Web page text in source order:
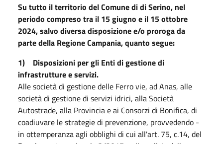
Su tutto il territorio del Comune di di Serino, nel
periodo compreso tra il 15 giugno e il 15 ottobre
2024, salvo diversa disposizione e/o proroga da
parte della Regione Campania, quanto segue:
1) Disposizioni per gli Enti di gestione di
infrastrutture e servizi.
Alle società di gestione delle Ferro vie, ad Anas, alle
società di gestione di servizi idrici, alla Società
Autostrade, alla Provincia e ai Consorzi di Bonifica, di
coadiuvare le strategie di prevenzione, provvedendo -
in ottemperanza agli obblighi di cui all'art. 75, c.14, del